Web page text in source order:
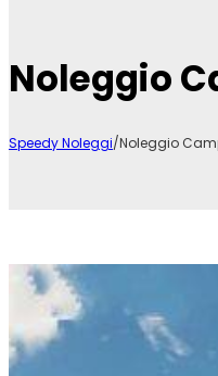
Noleggio
Speedy Noleggi/Noleggio